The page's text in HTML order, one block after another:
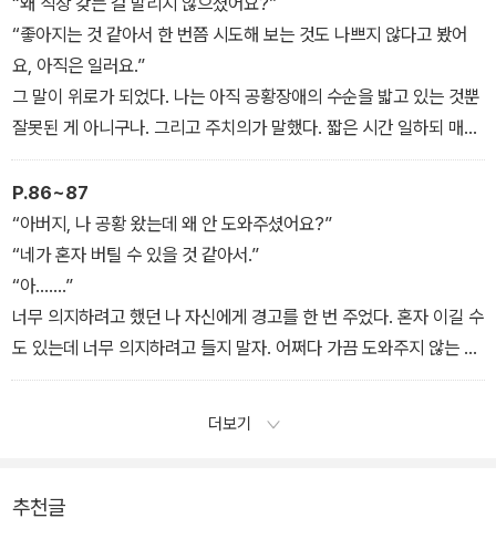
“좋아지는 것 같아서 한 번쯤 시도해 보는 것도 나쁘지 않다고 봤어
요, 아직은 일러요.”
그 말이 위로가 되었다. 나는 아직 공황장애의 수순을 밟고 있는 것뿐
잘못된 게 아니구나. 그리고 주치의가 말했다. 짧은 시간 일하되 매일
출근할 수 있는 일을 찾아보면 좋겠다고 말이다. 무리가 되지 않는 선
에서. 그 후로 주 5일, 하루 8시간, 주 40시간의 업무는 나와 맞지 않
는다는 것을 알았다. 꾸준히 할 수 있는, 근무 시간이 조금 짧은 업무
를 찾아보기로 했다.
-「일?! 도전?!」
P.86~87
“아버지, 나 공황 왔는데 왜 안 도와주셨어요?”
“네가 혼자 버틸 수 있을 것 같아서.”
“아…….”
너무 의지하려고 했던 나 자신에게 경고를 한 번 주었다. 혼자 이길 수
도 있는데 너무 의지하려고 들지 말자. 어쩌다 가끔 도와주지 않는 아
버지를 보며 나와 내 병에 지쳐서 포기해 버렸다고 생각한 적도 있다.
그것이 무시가 아니라 내가 나아지기 위해 노력하는 무관심이라면 나
더보기
추천글